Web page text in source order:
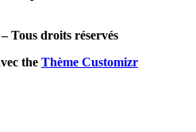
– Tous droits réservés
the Thème Customizr